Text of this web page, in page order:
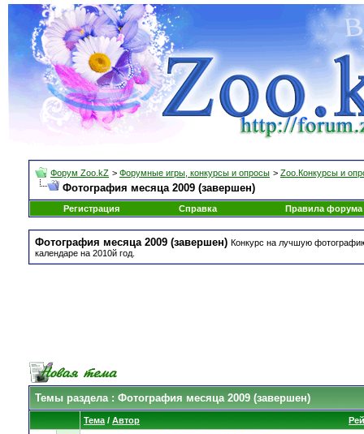
Форум Zoo.kZ > Форумные игры, конкурсы и опросы > Zoo.Конкурсы и
Фотография месяца 2009 (завершен)
Регистрация Справка Правила форума
Фотография месяца 2009 (завершен) Конкурс на лучшую
календаре на 2010й год.
Темы раздела: Фотография месяца 2009 (завершен)
Тема / Автор